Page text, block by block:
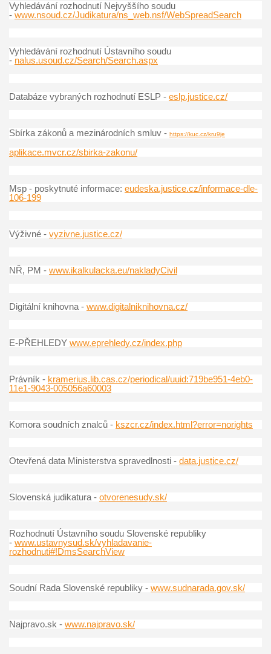
Vyhledávání rozhodnutí Nejvyššího soudu
- www.nsoud.cz/Judikatura/ns_web.nsf/WebSpreadSearch
Vyhledávání rozhodnutí Ústavního soudu
- nalus.usoud.cz/Search/Search.aspx
Databáze vybraných rozhodnutí ESLP - eslp.justice.cz/
Sbírka zákonů a mezinárodních smluv - https://kuc.cz/kru9je
aplikace.mvcr.cz/sbirka-zakonu/
Msp - poskytnuté informace: eudeska.justice.cz/informace-dle-
106-199
Výživné - vyzivne.justice.cz/
NŘ, PM - www.ikalkulacka.eu/nakladyCivil
Digitální knihovna - www.digitalniknihovna.cz/
E-PŘEHLEDY www.eprehledy.cz/index.php
Právník - kramerius.lib.cas.cz/periodical/uuid:719be951-4eb0-
11e1-9043-005056a60003
Komora soudních znalců - kszcr.cz/index.html?error=norights
Otevřená data Ministerstva spravedlnosti - data.justice.cz/
Slovenská judikatura - otvorenesudy.sk/
Rozhodnutí Ústavního soudu Slovenské republiky
- www.ustavnysud.sk/vyhladavanie-
rozhodnuti#!DmsSearchView
Soudní Rada Slovenské republiky - www.sudnarada.gov.sk/
Najpravo.sk - www.najpravo.sk/